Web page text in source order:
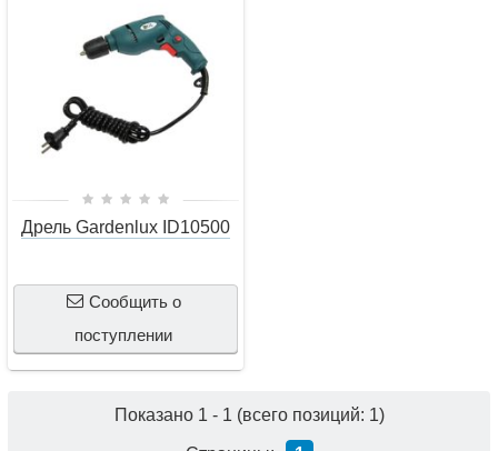
Дрель Gardenlux ID10500
Сообщить о
поступлении
Показано 1 - 1 (всего позиций: 1)